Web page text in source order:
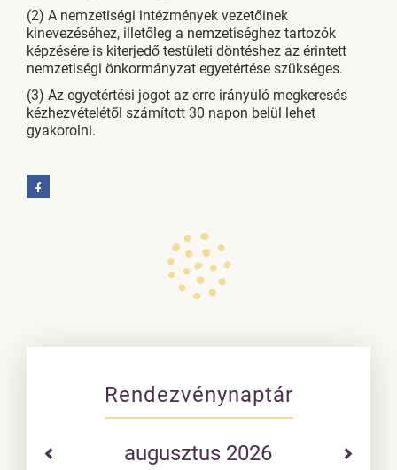
(2) A nemzetiségi intézmények vezetőinek
kinevezéséhez, illetőleg a nemzetiséghez tartozók
képzésére is kiterjedő testületi döntéshez az érintett
nemzetiségi önkormányzat egyetértése szükséges.
(3) Az egyetértési jogot az erre irányuló megkeresés
kézhezvételétől számított 30 napon belül lehet
gyakorolni.
Rendezvénynaptár
augusztus 2026